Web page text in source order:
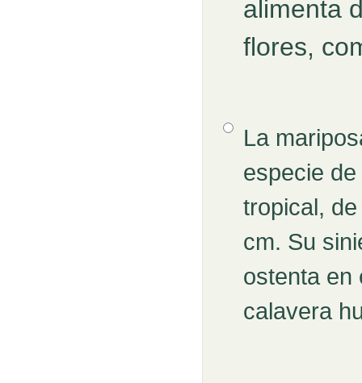
alimenta
flores,
Opción 2La
especie
tropical,
cm. Su
ostenta en
calavera